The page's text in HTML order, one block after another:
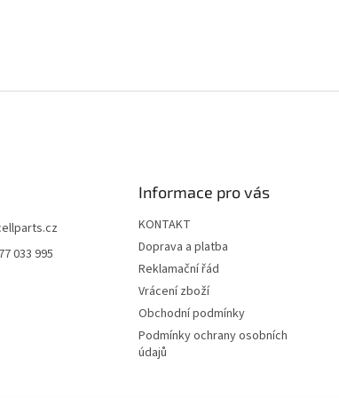
033 995
Informace pro vás
KONTAKT
Doprava a platba
Reklamační řád
Vrácení zboží
Obchodní podmínky
Podmínky ochrany osobních
údajů